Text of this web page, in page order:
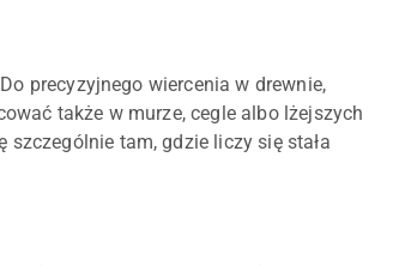
precyzyjnego wiercenia w drewnie,
także w murze, cegle albo lżejszych
tam, gdzie liczy się stała